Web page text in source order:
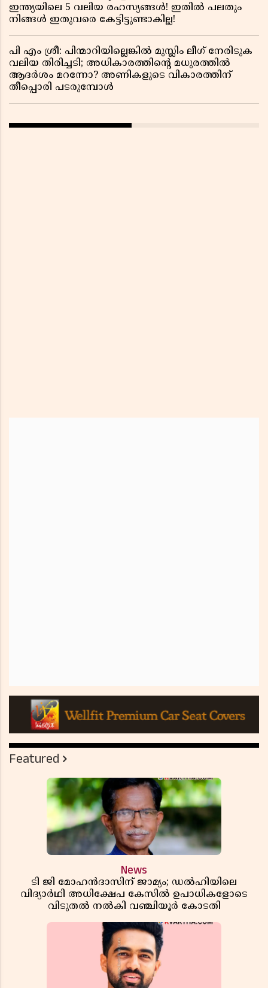
ഇന്ത്യയിലെ 5 വലിയ രഹസ്യങ്ങൾ! ഇതിൽ പലതും
നിങ്ങൾ ഇതുവരെ കേട്ടിട്ടുണ്ടാകില്ല!
പി എം ശ്രീ: പിന്മാറിയില്ലെങ്കിൽ മുസ്ലിം ലീഗ് നേരിടുക
വലിയ തിരിച്ചടി; അധികാരത്തിന്റെ മധുരത്തിൽ
ആദർശം മറന്നോ? അണികളുടെ വികാരത്തിന്
തീപ്പൊരി പടരുമ്പോൾ
Featured
News
ടി ജി മോഹൻദാസിന് ജാമ്യം; ഡൽഹിയിലെ
വിദ്യാർഥി അധിക്ഷേപ കേസിൽ ഉപാധികളോടെ
വിടുതൽ നൽകി വഞ്ചിയൂർ കോടതി